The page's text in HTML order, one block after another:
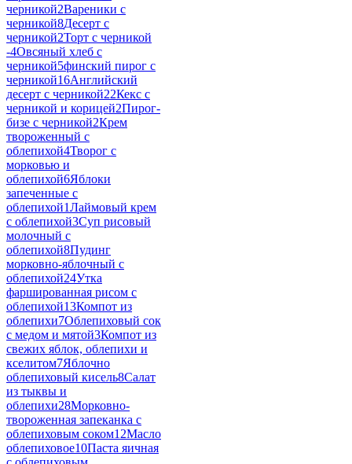
черникой2Вареники с
черникой8Десерт с
черникой2Торт с черникой
-4Овсяный хлеб с
черникой5финский пирог с
черникой16Английский
десерт с черникой22Кекс с
черникой и корицей2Пирог-
бизе с черникой2Крем
твороженный с
облепихой4Творог с
морковью и
облепихой6Яблоки
запеченные с
облепихой1Лаймовый крем
с облепихой3Суп рисовый
молочный с
облепихой8Пудинг
морковно-яблочный с
облепихой24Утка
фаршированная рисом с
облепихой13Компот из
облепихи7Облепиховый сок
с медом и мятой3Компот из
свежих яблок, облепихи и
кселитом7Яблочно
облепиховый кисель8Салат
из тыквы и
облепихи28Морковно-
твороженная запеканка с
облепиховым соком12Масло
облепиховое10Паста яичная